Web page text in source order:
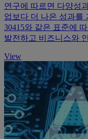
연구에 따르면 다양성
업보다 더 나은 성과를
30415와 같은 표준에
발전하고 비즈니스와
View